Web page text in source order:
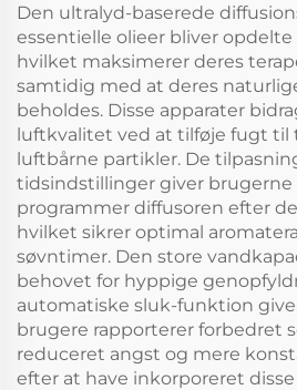
Den ultralyd-baserede
essentielle olieer bliver
hvilket maksimerer deres
samtidig med at deres
beholdes. Disse apparater
luftkvalitet ved at tilføje fugt til
luftbårne partikler. De
tidsindstillinger giver
programmer diffusoren efter
hvilket sikrer optimal
søvntimer. Den store
behovet for hyppige
automatiske sluk-funktion
brugere rapporterer forbedret
reduceret angst og mere
efter at have inkorporeret